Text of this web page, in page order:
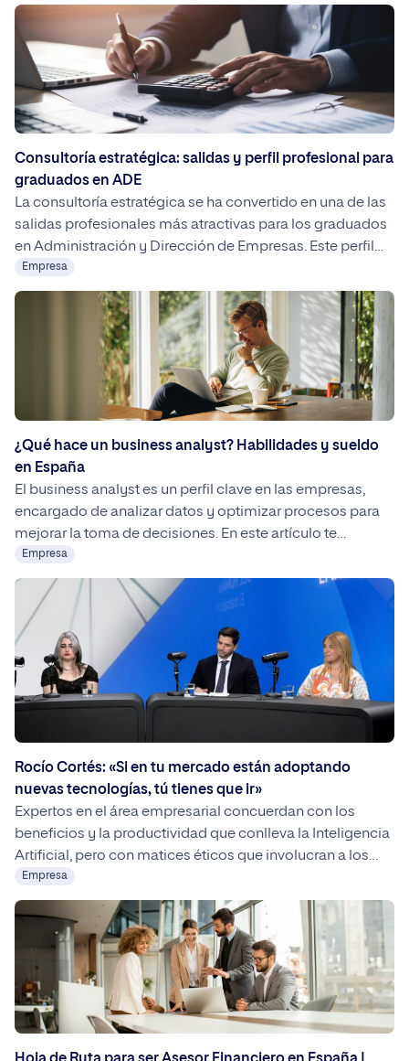
salidas profesionales que ofrece esta especialización.
Consultoría estratégica: salidas y perfil profesional para
graduados en ADE
La consultoría estratégica se ha convertido en una de las
salidas profesionales más atractivas para los graduados
en Administración y Dirección de Empresas. Este perfil
combina análisis de negocio, visión empresarial y
capacidad de resolución de problemas para ayudar a las
organizaciones a crecer, optimizar recursos y adaptarse a
un entorno económico cambiante. El Grado online en
ADE proporciona las competencias necesarias para
desarrollar una carrera con alta empleabilidad y
proyección profesional
Empresa
¿Qué hace un business analyst? Habilidades y sueldo
en España
El business analyst es un perfil clave en las empresas,
encargado de analizar datos y optimizar procesos para
mejorar la toma de decisiones. En este artículo te
explicamos sus funciones, habilidades más
demandadas y el salario que puede alcanzar en España.
Empresa
Rocío Cortés: «Si en tu mercado están adoptando
nuevas tecnologías, tú tienes que ir»
Expertos en el área empresarial concuerdan con los
beneficios y la productividad que conlleva la Inteligencia
Artificial, pero con matices éticos que involucran a los
propios trabajadores La Inteligencia Artificial ha llegado
para quedarse. Es una herramienta que se ha vuelto
esencial en el entorno empresarial, ahorrando hasta una
hora de trabajo diario a aquellas […]
Empresa